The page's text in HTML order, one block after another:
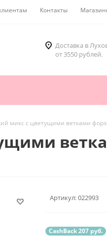
Контакты
Доставка в
от 3550 рублей.
микс с цветущими ветками
Артикул:022993
CashBack 207 руб.